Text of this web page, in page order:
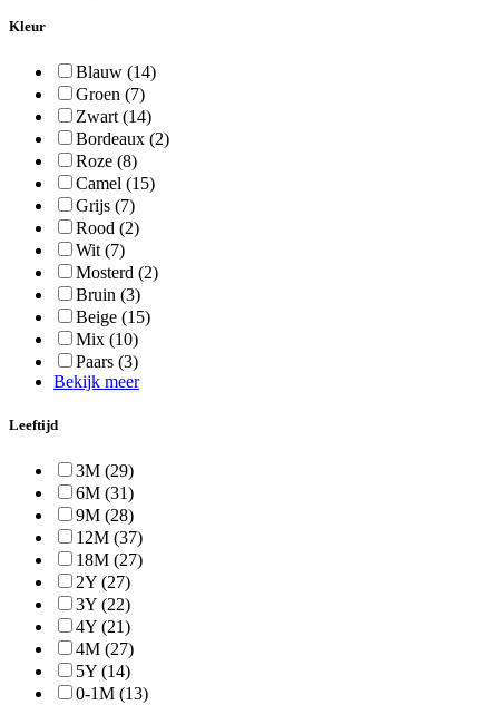
Kleur
Blauw (14)
Groen (7)
Zwart (14)
Bordeaux (2)
Roze (8)
Camel (15)
Grijs (7)
Rood (2)
Wit (7)
Mosterd (2)
Bruin (3)
Beige (15)
Mix (10)
Paars (3)
Bekijk meer
Leeftijd
3M (29)
6M (31)
9M (28)
12M (37)
18M (27)
2Y (27)
3Y (22)
4Y (21)
4M (27)
5Y (14)
0-1M (13)